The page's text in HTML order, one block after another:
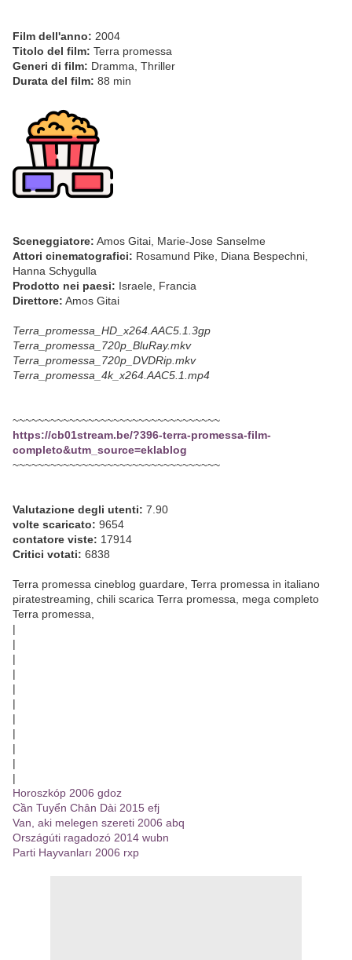
Film dell'anno: 2004
Titolo del film: Terra promessa
Generi di film: Dramma, Thriller
Durata del film: 88 min
Sceneggiatore: Amos Gitai, Marie-Jose Sanselme
Attori cinematografici: Rosamund Pike, Diana Bespechni,
Hanna Schygulla
Prodotto nei paesi: Israele, Francia
Direttore: Amos Gitai
Terra_promessa_HD_x264.AAC5.1.3gp
Terra_promessa_720p_BluRay.mkv
Terra_promessa_720p_DVDRip.mkv
Terra_promessa_4k_x264.AAC5.1.mp4
~~~~~~~~~~~~~~~~~~~~~~~~~~~~~~~~~
https://cb01stream.be/?396-terra-promessa-film-
completo&utm_source=eklablog
~~~~~~~~~~~~~~~~~~~~~~~~~~~~~~~~~
Valutazione degli utenti: 7.90
volte scaricato: 9654
contatore viste: 17914
Critici votati: 6838
Terra promessa cineblog guardare, Terra promessa in italiano
piratestreaming, chili scarica Terra promessa, mega completo
Terra promessa,
|
|
|
|
|
|
|
|
|
|
|
Horoszkóp 2006 gdoz
Cần Tuyển Chân Dài 2015 efj
Van, aki melegen szereti 2006 abq
Országúti ragadozó 2014 wubn
Parti Hayvanları 2006 rxp